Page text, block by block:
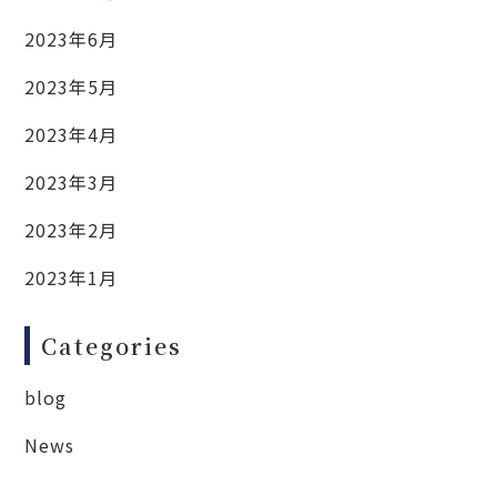
2023年6月
2023年5月
2023年4月
2023年3月
2023年2月
2023年1月
Categories
blog
News